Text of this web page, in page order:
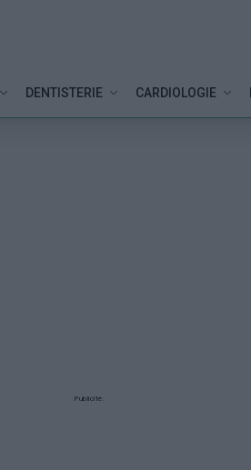
DENTISTERIE CARDIOLOGIE
Publicité: